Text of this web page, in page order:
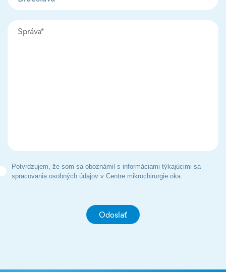
Potvrdzujem, že som sa oboznámil s informáciami týkajúcimi sa
spracovania osobných údajov v Centre mikrochirurgie oka.